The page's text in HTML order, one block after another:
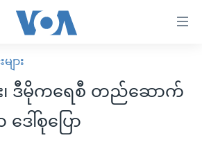
ား
း၊ ဒီမိုကရေစီ တည်ဆောက်
ဒေါ်စုပြော